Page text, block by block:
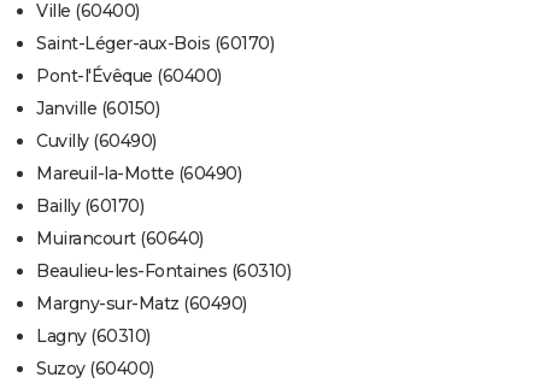
Ville (60400)
Saint-Léger-aux-Bois (60170)
Pont-l'Évêque (60400)
Janville (60150)
Cuvilly (60490)
Mareuil-la-Motte (60490)
Bailly (60170)
Muirancourt (60640)
Beaulieu-les-Fontaines (60310)
Margny-sur-Matz (60490)
Lagny (60310)
Suzoy (60400)